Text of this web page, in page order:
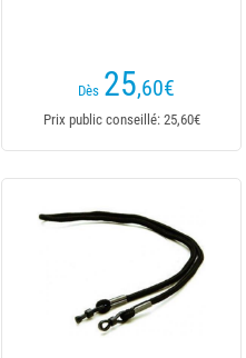
Dès 25,60€
Prix public conseillé: 25,60€